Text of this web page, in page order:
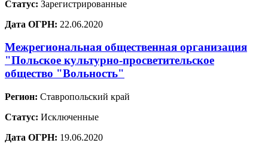
Статус: Зарегистрированные
Дата ОГРН: 22.06.2020
Межрегиональная общественная организация
"Польское культурно-просветительское
общество "Вольность"
Регион: Ставропольский край
Статус: Исключенные
Дата ОГРН: 19.06.2020